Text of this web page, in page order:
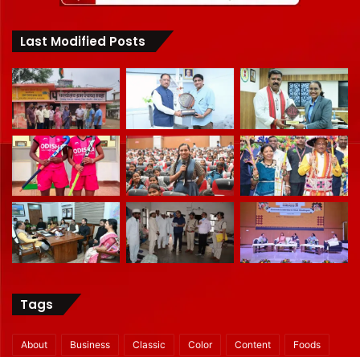
Last Modified Posts
Tags
About Business Classic Color Content Foods